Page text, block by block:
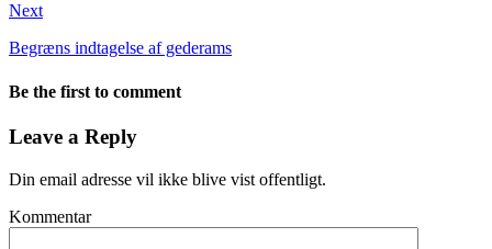
Next
Begræns indtagelse af gederams
Be the first to comment
Leave a Reply
Din email adresse vil ikke blive vist offentligt.
Kommentar